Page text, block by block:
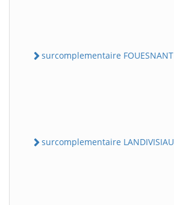
surcomplementaire FOUESNANT
surcomplementaire LANDIVISIAU